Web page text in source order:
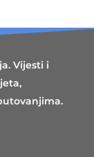
Vijesti i